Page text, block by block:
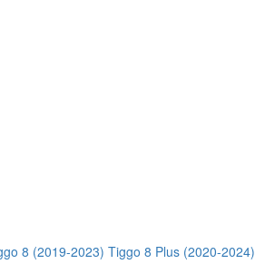
8 (2019-2023) Tiggo 8 Plus (2020-2024)